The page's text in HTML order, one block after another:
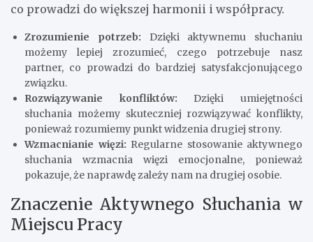
co prowadzi do większej harmonii i współpracy.
Zrozumienie potrzeb: Dzięki aktywnemu słuchaniu
możemy lepiej zrozumieć, czego potrzebuje nasz
partner, co prowadzi do bardziej satysfakcjonującego
związku.
Rozwiązywanie konfliktów: Dzięki umiejętności
słuchania możemy skuteczniej rozwiązywać konflikty,
ponieważ rozumiemy punkt widzenia drugiej strony.
Wzmacnianie więzi: Regularne stosowanie aktywnego
słuchania wzmacnia więzi emocjonalne, ponieważ
pokazuje, że naprawdę zależy nam na drugiej osobie.
Znaczenie Aktywnego Słuchania w
Miejscu Pracy